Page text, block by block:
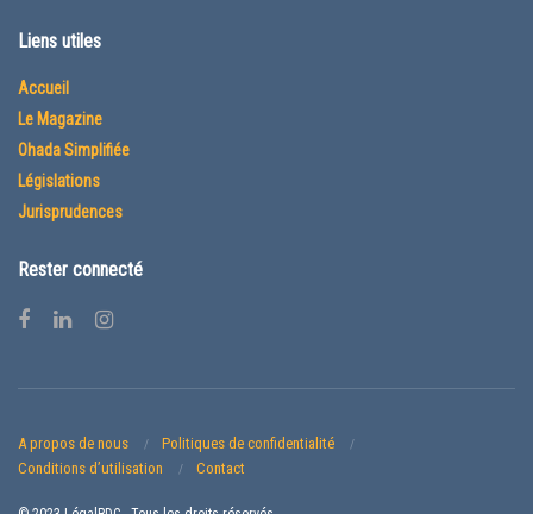
Liens utiles
Accueil
Le Magazine
Ohada Simplifiée
Législations
Jurisprudences
Rester connecté
A propos de nous
Politiques de confidentialité
Conditions d’utilisation
Contact